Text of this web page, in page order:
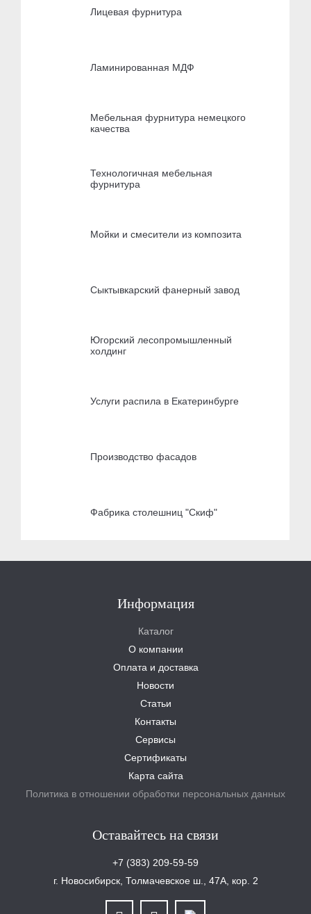
Лицевая фурнитура
Ламинированная МДФ
Мебельная фурнитура немецкого
качества
Технологичная мебельная
фурнитура
Мойки и смесители из композита
Сыктывкарский фанерный завод
Югорский лесопромышленный
холдинг
Услуги распила в Екатеринбурге
Производство фасадов
Фабрика столешниц "Скиф"
Информация
Каталог
О компании
Оплата и доставка
Новости
Статьи
Контакты
Сервисы
Сертификаты
Карта сайта
Политика в отношении обработки персональных данных
Оставайтесь на связи
+7 (383) 209-59-59
г. Новосибирск, Толмачевское ш., 47А, кор. 2